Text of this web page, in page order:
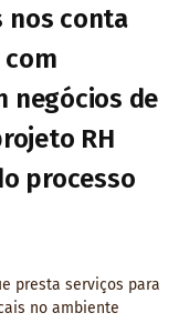
nos conta
com
negócios de
RH
processo
presta serviços para
no ambiente